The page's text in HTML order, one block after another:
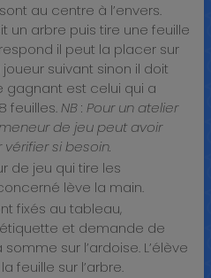
au centre à l’envers.
un arbre puis tire une feuille
il peut la placer sur
suivant sinon il doit
gagnant est celui qui a
feuilles.NB : Pour un atelier
de jeu peut avoir
si besoin.
de jeu qui tire les
lève la main.
fixés au tableau,
et demande de
sur l’ardoise. L’élève
feuille sur l’arbre.